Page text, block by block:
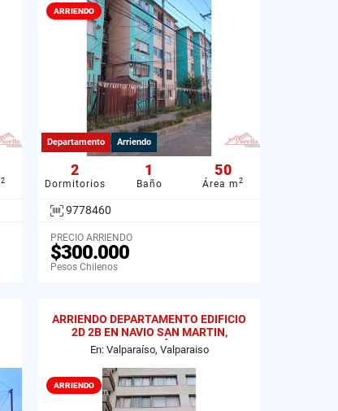
2
ARRIENDO
Departamento Arriendo
2
Dormitorios
1
Baño
50
Área m 2
9778460
PRECIO ARRIENDO
$300.000
Pesos Chilenos
ARRIENDO DEPARTAMENTO EDIFICIO
2D 2B EN NAVIO SAN MARTIN,
VALPARAÍSO
En: Valparaíso, Valparaiso
ARRIENDO